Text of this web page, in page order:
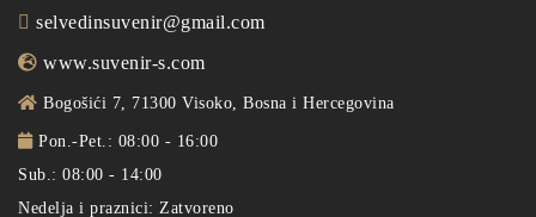
selvedinsuvenir@gmail.com
www.suvenir-s.com
Bogošići 7, 71300 Visoko, Bosna i Hercegovina
Pon.-Pet.: 08:00 - 16:00
Sub.: 08:00 - 14:00
Nedelja i praznici: Zatvoreno